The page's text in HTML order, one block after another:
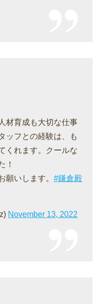
材育成も大切な仕事
ッフとの経験は、も
くれます。クールな
！
願いします。 #鎌倉殿
November 13, 2022